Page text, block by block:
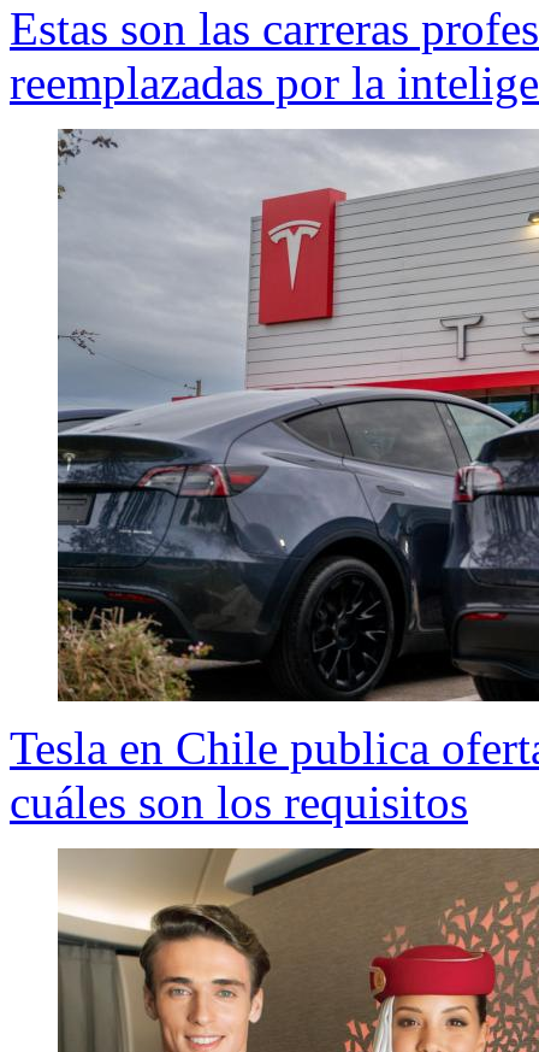
Estas son las carreras
reemplazadas por la
Tesla en Chile publica
cuáles son los requisitos